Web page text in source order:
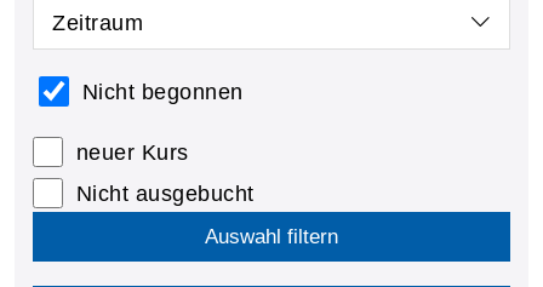
Zeitraum
Nicht begonnen
neuer Kurs
Nicht ausgebucht
Auswahl filtern